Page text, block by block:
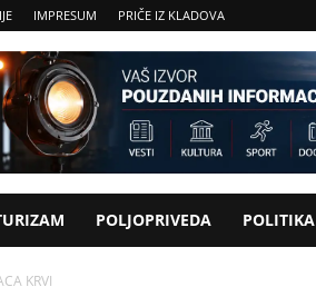
IMPRESUM PRIČE IZ KLADOVA
POLJOPRIVEDA POLITIKA
KRVI